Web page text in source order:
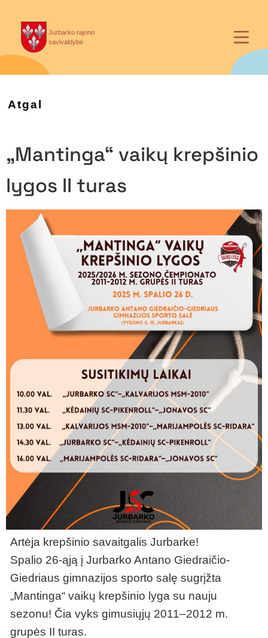
Jurbarko rajono
savivaldybė
Atgal
„Mantinga“ vaikų krepšinio
lygos II turas
Artėja krepšinio savaitgalis Jurbarke!
Spalio 26-ąją į Jurbarko Antano Giedraičio-
Giedriaus gimnazijos sporto salę sugrįžta
„Mantinga“ vaikų krepšinio lyga su nauju
sezonu! Čia vyks gimusiųjų 2011–2012 m.
grupės II turas.